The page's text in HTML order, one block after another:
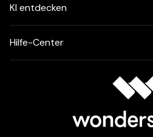
KI entdecken
Hilfe-Center